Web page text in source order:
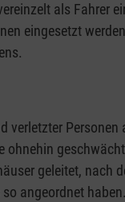
als Fahrer
eingesetzt
geleitet, nach
angeordnet haben.